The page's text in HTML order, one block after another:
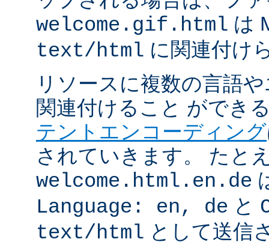
welcome.gif.html は
text/html に関連付け
リソースに複数の言語
関連付けること ができ
テントエンコーディング
されていきます。 たと
welcome.html.en.de
Language: en, de と
text/html として送信